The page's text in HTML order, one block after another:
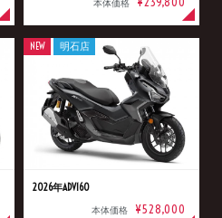
本体価格
2026年ADV160
本体価格 ¥528,000
NEW 明石店